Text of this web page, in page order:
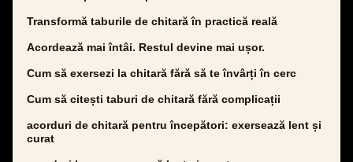
Transformă taburile de chitară în practică reală
Acordează mai întâi. Restul devine mai ușor.
Cum să exersezi la chitară fără să te învârți în cerc
Cum să citești taburi de chitară fără complicații
acorduri de chitară pentru începători: exersează lent și
curat